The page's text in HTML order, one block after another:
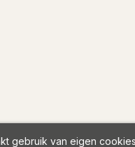
gebruik van eigen